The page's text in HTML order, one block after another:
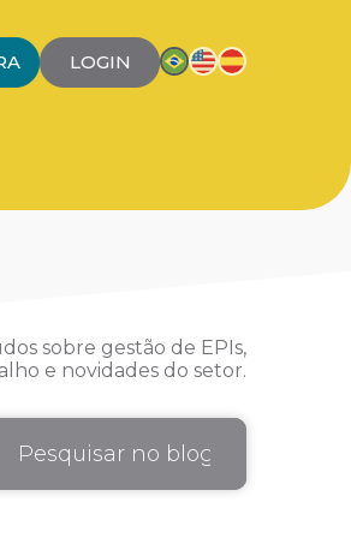
LOGIN
sobre gestão de EPIs,
e novidades do setor.